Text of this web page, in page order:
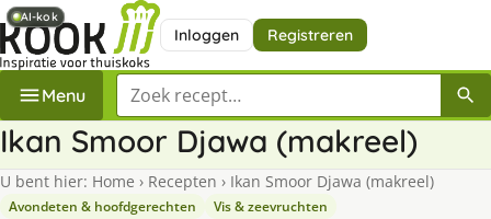
Inloggen Registreren
Menu Zoek een recept
Ikan Smoor Djawa (makreel)
U bent hier: Home › Recepten › Ikan Smoor Djawa (makreel)
Avondeten & hoofdgerechten Vis & zeevruchten
AI-kok
AI-kok